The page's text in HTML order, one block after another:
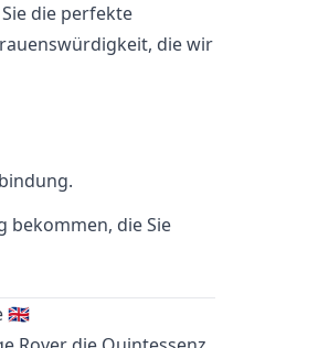
die perfekte
die wir
bekommen, die Sie
🇬🇧